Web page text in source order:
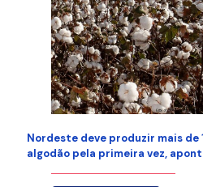
Nordeste deve produzir mais de
algodão pela primeira vez,